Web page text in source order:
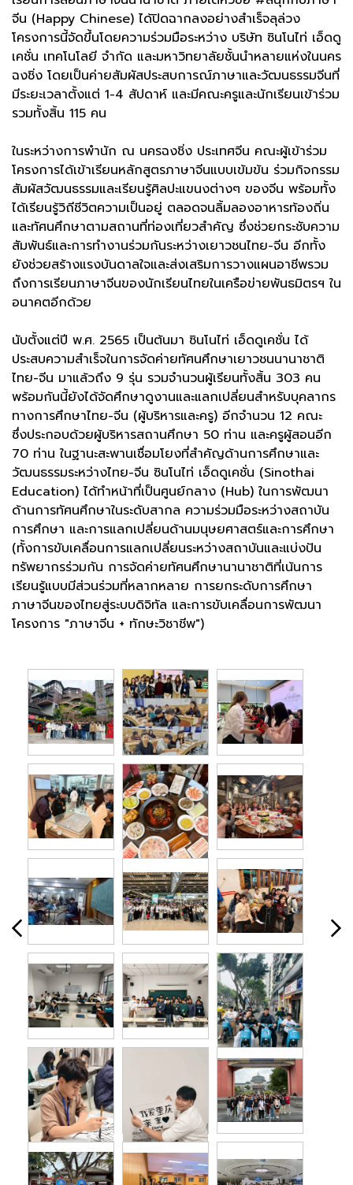
จีน (Happy Chinese) ได้ปิดฉากลงอย่างสำเร็จลุล่วง
โครงการนี้จัดขึ้นโดยความร่วมมือระหว่าง บริษัท ซินโนไท่ เอ็ดดู
เคชั่น เทคโนโลยี จำกัด และมหาวิทยาลัยชั้นนำหลายแห่งในนคร
ฉงชิ่ง โดยเป็นค่ายสัมผัสประสบการณ์ภาษาและวัฒนธรรมจีนที่
มีระยะเวลาตั้งแต่ 1-4 สัปดาห์ และมีคณะครูและนักเรียนเข้าร่วม
รวมทั้งสิ้น 115 คน
ในระหว่างการพำนัก ณ นครฉงชิ่ง ประเทศจีน คณะผู้เข้าร่วม
โครงการได้เข้าเรียนหลักสูตรภาษาจีนแบบเข้มข้น ร่วมกิจกรรม
สัมผัสวัฒนธรรมและเรียนรู้ศิลปะแขนงต่างๆ ของจีน พร้อมทั้ง
ได้เรียนรู้วิถีชีวิตความเป็นอยู่ ตลอดจนลิ้มลองอาหารท้องถิ่น
และทัศนศึกษาตามสถานที่ท่องเที่ยวสำคัญ ซึ่งช่วยกระชับความ
สัมพันธ์และการทำงานร่วมกันระหว่างเยาวชนไทย-จีน อีกทั้ง
ยังช่วยสร้างแรงบันดาลใจและส่งเสริมการวางแผนอาชีพรวม
ถึงการเรียนภาษาจีนของนักเรียนไทยในเครือข่ายพันธมิตรฯ ใน
อนาคตอีกด้วย
นับตั้งแต่ปี พ.ศ. 2565 เป็นต้นมา ซินโนไท่ เอ็ดดูเคชั่น ได้
ประสบความสำเร็จในการจัดค่ายทัศนศึกษาเยาวชนนานาชาติ
ไทย-จีน มาแล้วถึง 9 รุ่น รวมจำนวนผู้เรียนทั้งสิ้น 303 คน
พร้อมกันนี้ยังได้จัดศึกษาดูงานและแลกเปลี่ยนสำหรับบุคลากร
ทางการศึกษาไทย-จีน (ผู้บริหารและครู) อีกจำนวน 12 คณะ
ซึ่งประกอบด้วยผู้บริหารสถานศึกษา 50 ท่าน และครูผู้สอนอีก
70 ท่าน ในฐานะสะพานเชื่อมโยงที่สำคัญด้านการศึกษาและ
วัฒนธรรมระหว่างไทย-จีน ซินโนไท่ เอ็ดดูเคชั่น (Sinothai
Education) ได้ทำหน้าที่เป็นศูนย์กลาง (Hub) ในการพัฒนา
ด้านการทัศนศึกษาในระดับสากล ความร่วมมือระหว่างสถาบัน
การศึกษา และการแลกเปลี่ยนด้านมนุษยศาสตร์และการศึกษา
(ทั้งการขับเคลื่อนการแลกเปลี่ยนระหว่างสถาบันและแบ่งปัน
ทรัพยากรร่วมกัน การจัดค่ายทัศนศึกษานานาชาติที่เน้นการ
เรียนรู้แบบมีส่วนร่วมที่หลากหลาย การยกระดับการศึกษา
ภาษาจีนของไทยสู่ระบบดิจิทัล และการขับเคลื่อนการพัฒนา
โครงการ "ภาษาจีน + ทักษะวิชาชีพ")